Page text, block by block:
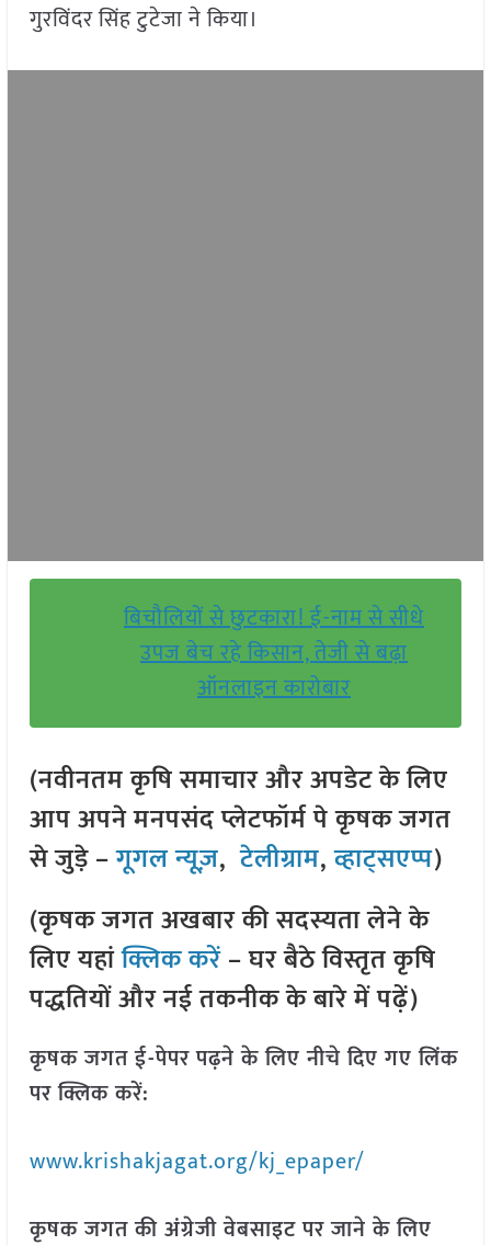
गुरविंदर सिंह टुटेजा ने किया।
बिचौलियों से छुटकारा! ई-नाम से सीधे
उपज बेच रहे किसान, तेजी से बढ़ा
ऑनलाइन कारोबार
(नवीनतम कृषि समाचार और अपडेट के लिए
आप अपने मनपसंद प्लेटफॉर्म पे कृषक जगत
से जुड़े –गूगल न्यूज़,टेलीग्राम,व्हाट्सएप्प)
(कृषक जगत अखबार की सदस्यता लेने के
लिए यहांक्लिक करें– घर बैठे विस्तृत कृषि
पद्धतियों और नई तकनीक के बारे में पढ़ें)
कृषक जगत ई-पेपर पढ़ने के लिए नीचे दिए गए लिंक
पर क्लिक करें:
www.krishakjagat.org/kj_epaper/
कृषक जगत की अंग्रेजी वेबसाइट पर जाने के लिए